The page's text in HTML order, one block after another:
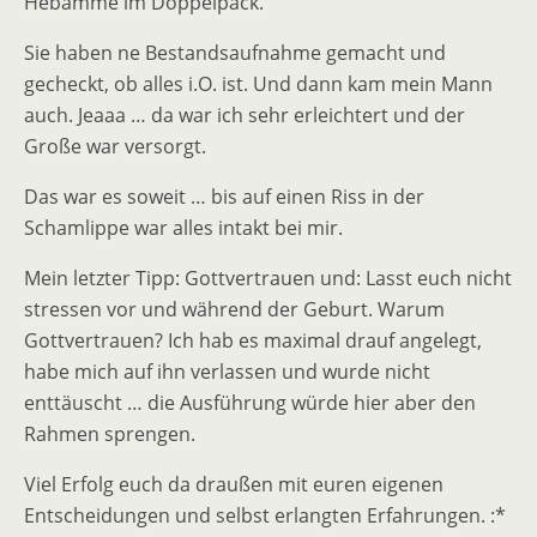
Sie haben ne Bestandsaufnahme gemacht und
gecheckt, ob alles i.O. ist. Und dann kam mein Mann
auch. Jeaaa … da war ich sehr erleichtert und der
Große war versorgt.
Das war es soweit … bis auf einen Riss in der
Schamlippe war alles intakt bei mir.
Mein letzter Tipp: Gottvertrauen und: Lasst euch nicht
stressen vor und während der Geburt. Warum
Gottvertrauen? Ich hab es maximal drauf angelegt,
habe mich auf ihn verlassen und wurde nicht
enttäuscht … die Ausführung würde hier aber den
Rahmen sprengen.
Viel Erfolg euch da draußen mit euren eigenen
Entscheidungen und selbst erlangten Erfahrungen. :*